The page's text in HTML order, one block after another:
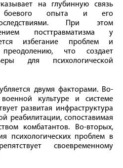
на глубинную связь
боевого опыта и его
При этом
посттравматизма у
избегание проблем и
что создает
для психологической
двумя факторами. Во-
культуре и системе
развитая инфраструктура
реабилитации, сопоставимая
комбатантов. Во-вторых,
психологических проблем в
своевременному